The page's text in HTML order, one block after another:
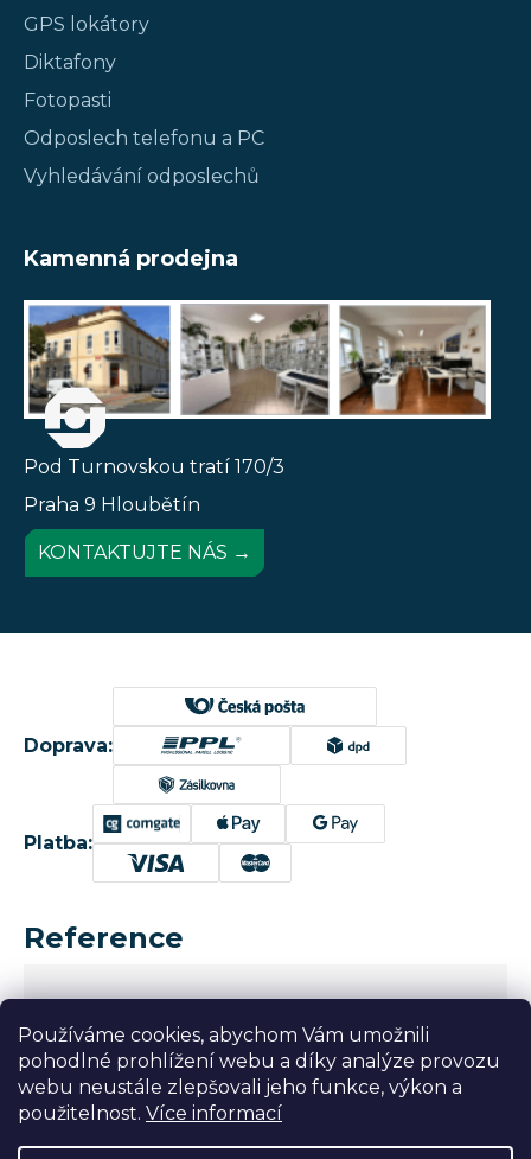
Používáme cookies, abychom Vám umožnili
pohodlné prohlížení webu a díky analýze provozu
webu neustále zlepšovali jeho funkce, výkon a
použitelnost. Více informací
GPS lokátory
Diktafony
Fotopasti
Odposlech telefonu a PC
Vyhledávání odposlechů
Kamenná prodejna
Pod Turnovskou tratí 170/3
Praha 9 Hloubětín
KONTAKTUJTE NÁS →
Doprava:
Platba:
Reference